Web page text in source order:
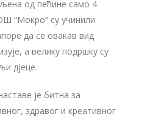
од пећине само 4
“Мокро” су учинили
да се овакав вид
а велику подршку су
дјеце.
је битна за
здравог и креативног